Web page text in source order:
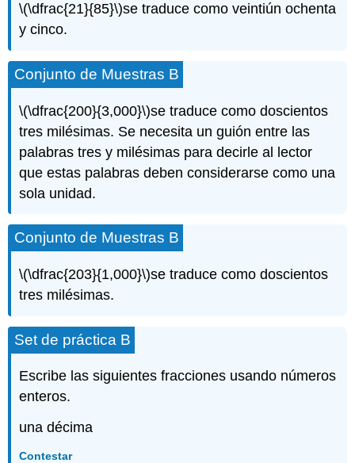
\(\dfrac{21}{85}\)se traduce como veintiún ochenta
y cinco.
Conjunto de Muestras B
\(\dfrac{200}{3,000}\)se traduce como doscientos
tres milésimas. Se necesita un guión entre las
palabras tres y milésimas para decirle al lector
que estas palabras deben considerarse como una
sola unidad.
Conjunto de Muestras B
\(\dfrac{203}{1,000}\)se traduce como doscientos
tres milésimas.
Set de práctica B
Escribe las siguientes fracciones usando números
enteros.
una décima
Contestar